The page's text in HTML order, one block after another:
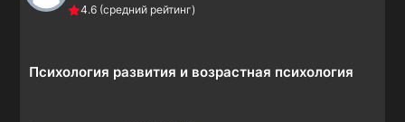
4.6 (средний рейтинг)
Психология развития и возрастная психология